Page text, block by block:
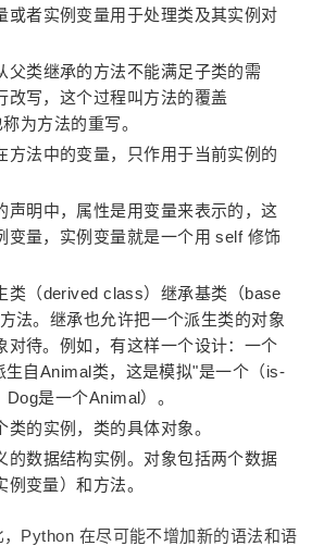
或者实例变量用于处理类及其实例对
父类继承的方法不能满足子类的需
改写，这个过程叫方法的覆盖
为方法的重写。
方法中的变量，只作用于当前实例的
声明中，属性是用变量来表示的，这
变量，实例变量就是一个用 self 修饰
类（derived class）继承基类（base
法。继承也允许把一个派生类的对象
对待。例如，有这样一个设计：一个
生自Animal类，这是模拟"是一个（is-
是一个Animal）。
类的实例，类的具体对象。
的数据结构实例。对象包括两个数据
变量）和方法。
Python 在尽可能不增加新的语法和语